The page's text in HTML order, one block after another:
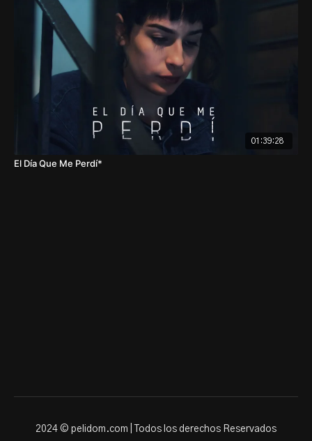
01:39:28
El Dí­a Que Me Perdí*
2024 © pelidom.com | Todos los derechos Reservados